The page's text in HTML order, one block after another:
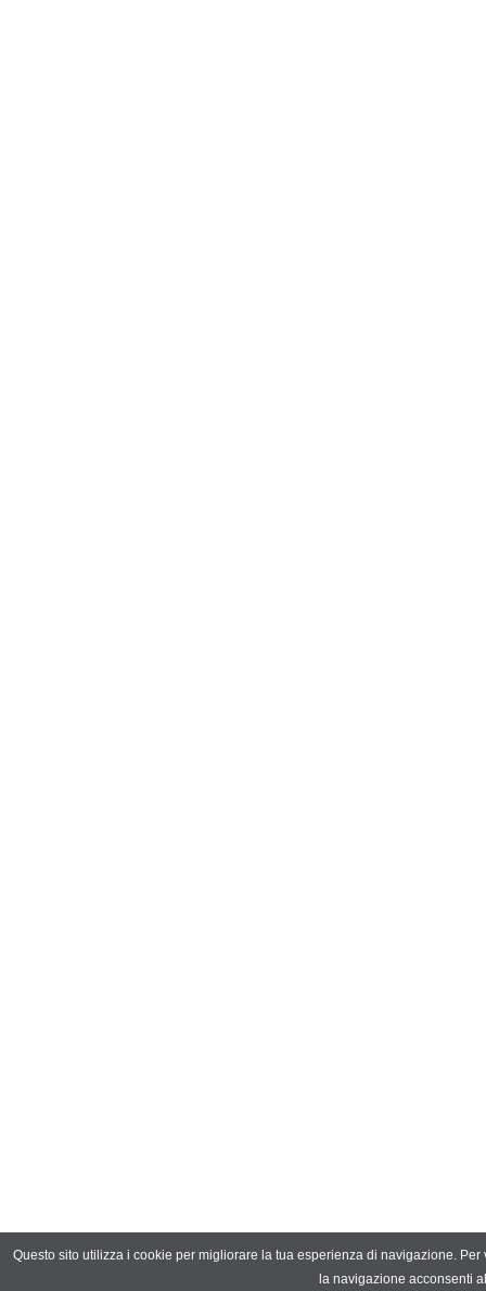
Questo sito utilizza i cookie per migliorare la tua esperienza di navigazione.
la navigazione acconsenti